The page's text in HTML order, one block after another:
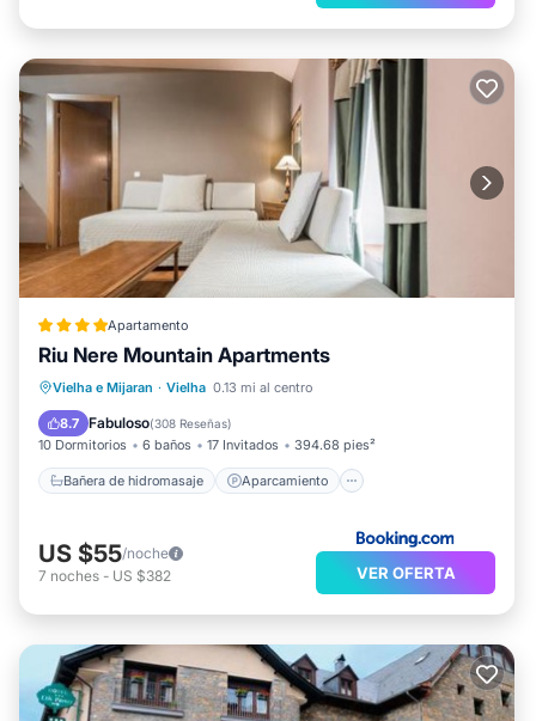
Apartamento
Riu Nere Mountain Apartments
Vielha e Mijaran · Vielha 0.13 mi al centro
8.7 Fabuloso(308 Reseñas)
10 Dormitorios 6 baños 17 Invitados 394.68 pies²
Bañera de hidromasaje Aparcamiento
Bañera de hidromasaje
Aparcamiento
Esquí
Internet
US $55/noche
7 noches - US $382 VER OFERTA